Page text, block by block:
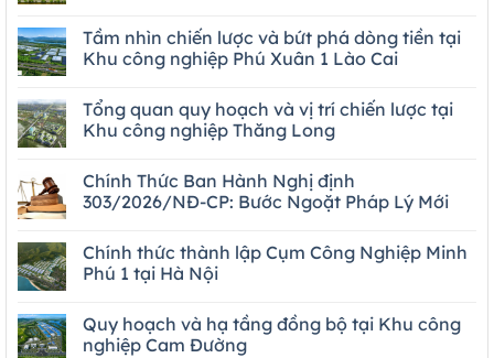
Tầm nhìn chiến lược và bứt phá dòng tiền tại
Khu công nghiệp Phú Xuân 1 Lào Cai
Tổng quan quy hoạch và vị trí chiến lược tại
Khu công nghiệp Thăng Long
Chính Thức Ban Hành Nghị định
303/2026/NĐ-CP: Bước Ngoặt Pháp Lý Mới
Chính thức thành lập Cụm Công Nghiệp Minh
Phú 1 tại Hà Nội
Quy hoạch và hạ tầng đồng bộ tại Khu công
nghiệp Cam Đường